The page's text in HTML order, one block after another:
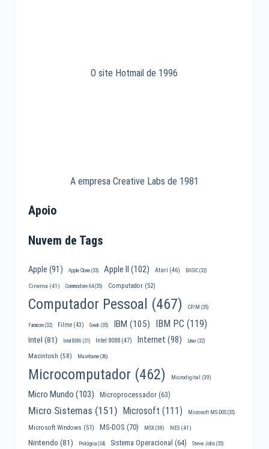
O site Hotmail de 1996
A empresa Creative Labs de 1981
Apoio
Nuvem de Tags
Apple (91) Apple Clone(33) Apple II (102) Atari (46) BASIC(32)
Cinema (41) Commodore 64(35) Computador(52)
Computador Pessoal (467) CP/M (35)
Famicom(32) Filme(43) Geek(35) IBM (105) IBM PC (119)
Intel (81) Intel 8086 (31) Intel 8088(47) Internet (98) Linux(32)
Macintosh (58) Mainframe(36)
Microcomputador (462) Microdigital (39)
Micro Mundo (103) Microprocessador(63)
Micro Sistemas (151) Microsoft (111) Microsoft MS-DOS(35)
Microsoft Windows (51) MS-DOS (70) MSX(38) NES(41)
Nintendo (81) Prológica(34) Sistema Operacional (64) Steve Jobs(35)